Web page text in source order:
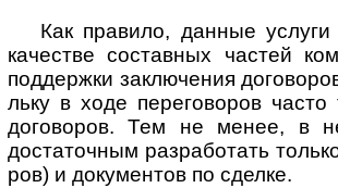
Как правило, данные
каче­стве состав­ных час­тей
под­дер­жки заклю­че­ния
льку в ходе пере­гово­ров часто
дого­воров. Тем не менее, в
доста­точ­ным разра­бо­тать
ров) и доку­мен­тов по сделке.